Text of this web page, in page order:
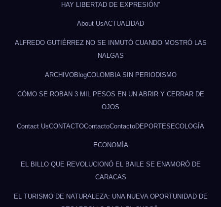
HAY LIBERTAD DE EXPRESIÓN”
About UsACTUALIDAD
ALFREDO GUTIÉRREZ NO SE INMUTÓ CUANDO MOSTRÓ LAS
NALGAS
ARCHIVOBlogCOLOMBIA SIN PERIODISMO
CÓMO SE ROBAN 3 MIL PESOS EN UN ABRIR Y CERRAR DE
OJOS
Contact UsCONTACTOContactoContactoDEPORTESECOLOGÍA
ECONOMÍA
EL BILLO QUE REVOLUCIONÓ EL BAILE SE ENAMORÓ DE
CARACAS
EL TURISMO DE NATURALEZA: UNA NUEVA OPORTUNIDAD DE